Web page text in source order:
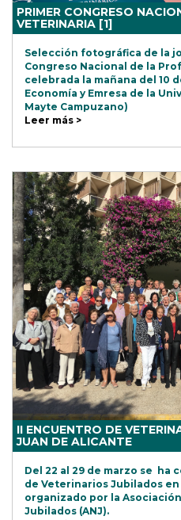
PRIMER CONGRESO
VETERINARIA [1]
Selección fotográfica de la
Congreso Nacional de la
celebrada la mañana del 10
Economía y Emresa de la
Mayte Campuzano)
Leer más >
II ENCUENTRO DE
JUAN DE ALICANTE
Del 22 al 29 de marzo se ha
de Veterinarios Jubilados
organizado por la
Jubilados (ANJ).